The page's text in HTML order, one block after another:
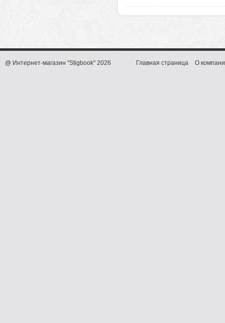
@ Интернет-магазин "Stigbook" 2026 Главная страница О